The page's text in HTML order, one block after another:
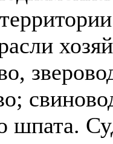
шпата.